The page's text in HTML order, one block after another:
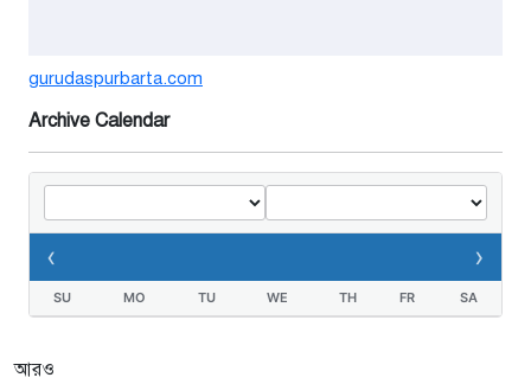
তথ্যবিভ্রাট সংবাদের প্রতিবাদে
gurudaspurbarta.com
Archive Calendar
‹ ›
SU MO TU WE TH FR SA
আরও